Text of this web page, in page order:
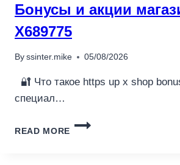
PORN
STAR
CLAIMS
HER
Бонусы и акции
X689775
By ssinter.mike 05/08/2026
🔐 Что такое https up x shop
специал…
READ MORE
БОНУСЫ